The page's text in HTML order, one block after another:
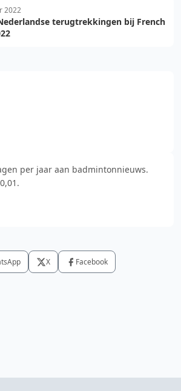
2022
terugtrekkingen bij French
per jaar aan badmintonnieuws.
X Facebook